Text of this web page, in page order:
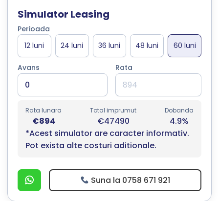
Simulator Leasing
Perioada
Avans Rata
Rata lunara
€894
Total imprumut
€47490
Dobanda
4.9%
*Acest simulator are caracter informativ.
Pot exista alte costuri aditionale.
Suna la 0758 671 921